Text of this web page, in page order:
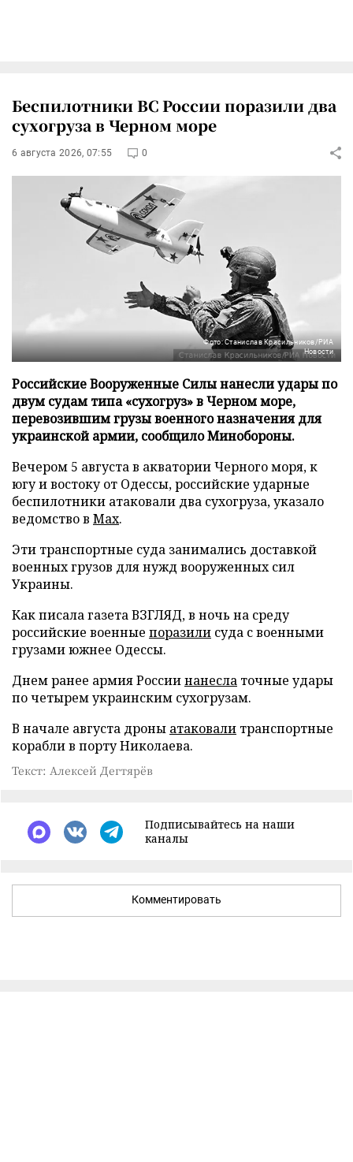
Беспилотники ВС России поразили два
сухогруза в Черном море
6 августа 2026, 07:55 0
Фото: Станислав Красильников/РИА
Новости
Российские Вооруженные Силы нанесли удары по
двум судам типа «сухогруз» в Черном море,
перевозившим грузы военного назначения для
украинской армии, сообщило Минобороны.
Вечером 5 августа в акватории Черного моря, к
югу и востоку от Одессы, российские ударные
беспилотники атаковали два сухогруза, указало
ведомство в Max.
Эти транспортные суда занимались доставкой
военных грузов для нужд вооруженных сил
Украины.
Как писала газета ВЗГЛЯД, в ночь на среду
российские военные поразили суда с военными
грузами южнее Одессы.
Днем ранее армия Россиинанесла точные удары
по четырем украинским сухогрузам.
В начале августа дроны атаковали транспортные
корабли в порту Николаева.
Текст: Алексей Дегтярёв
Подписывайтесь на наши
каналы
Комментировать